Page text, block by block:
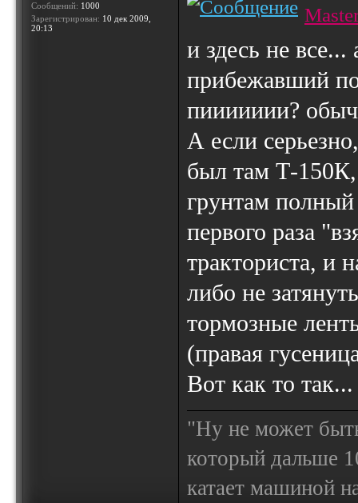
Сообщений: 1000
Зарегистрирован: 10 дек 2009,
20:13
и здесь не все...
прибежавший
пиииииии?
А если
был там Т-150К,
грунтам
первого раза
тракториста, и
либо не
тормозные
(правая
Вот как то так...
"Ну не может
который дальше
катает машиной